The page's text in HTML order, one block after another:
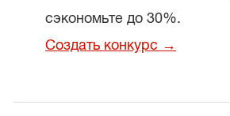
сэкономьте до 30%.
Создать конкурс →